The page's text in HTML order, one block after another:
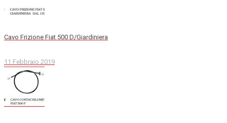
Cavo Frizione Fiat 500 D/Giardiniera
11 Febbraio 2019